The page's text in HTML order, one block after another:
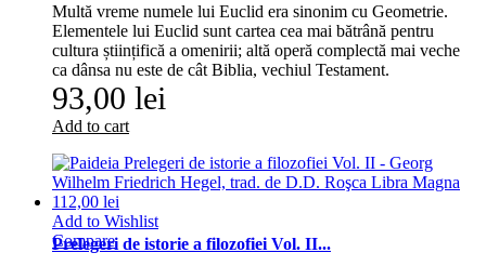
Multă vreme numele lui Euclid era sinonim cu Geometrie.
Elemen­tele lui Euclid sunt cartea cea mai bătrână pentru
cultura științifică a omenirii; altă operă complectă mai veche
ca dânsa nu este de cât Biblia, vechiul Testament.
93,00 lei
Add to cart
Add to Wishlist
Compare
Prelegeri de istorie a filozofiei Vol. II...